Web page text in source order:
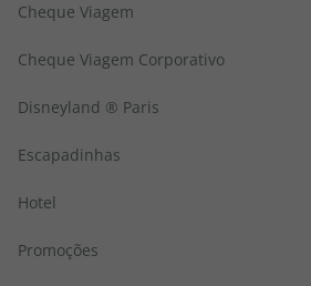
Cheque Viagem
Cheque Viagem Corporativo
Disneyland ® Paris
Escapadinhas
Hotel
Promoções